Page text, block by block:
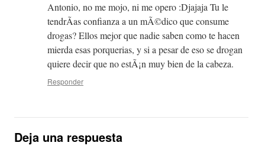
Antonio, no me mojo, ni me opero :Djajaja Tu le
tendrÃ­as confianza a un mÃ©dico que consume
drogas? Ellos mejor que nadie saben como te hacen
mierda esas porquerias, y si a pesar de eso se drogan
quiere decir que no estÃ¡n muy bien de la cabeza.
Responder
Deja una respuesta